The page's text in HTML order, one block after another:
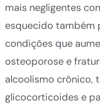
mais negligentes
esquecido também
condições que
osteoporose e
alcoolismo crônico,
glicocorticoides e